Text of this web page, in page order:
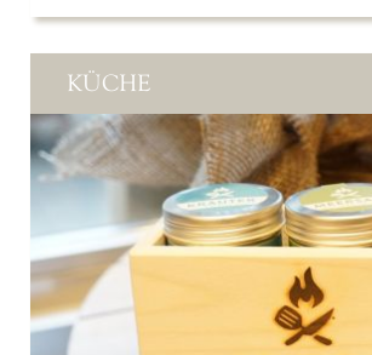
KÜCHE